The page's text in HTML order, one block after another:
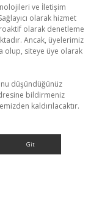
ve İletişim
olarak hizmet
olarak denetleme
Ancak, üyelerimiz
olup, siteye üye olarak
düşündüğünüz
bildirmeniz
kaldırılacaktır.